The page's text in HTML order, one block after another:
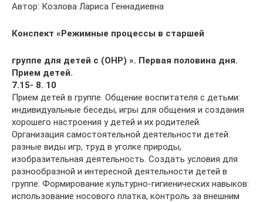
Автор: Козлова Лариса Геннадиевна
Конспект «Режимные процессы в старшей
группе для детей с (ОНР) ». Первая половина дня.
Прием детей.
7.15- 8. 10
Прием детей в группе. Общение воспитателя с детьми:
индивидуальные беседы, игры для общения и создания
хорошего настроения у детей и их родителей.
Организация самостоятельной деятельности детей:
разные виды игр, труд в уголке природы,
изобразительная деятельность. Создать условия для
разнообразной и интересной деятельности детей в
группе. Формирование культурно-гигиенических навыков:
использование носового платка, контроль за внешним